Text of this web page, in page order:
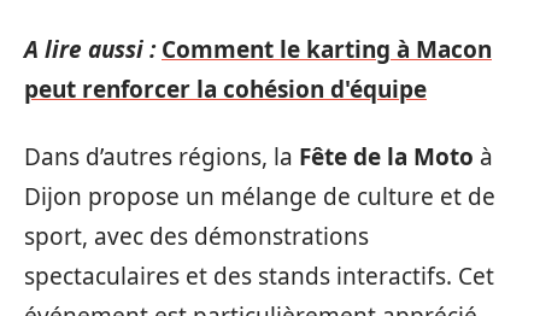
A lire aussi : Comment le karting à Macon
peut renforcer la cohésion d'équipe
Dans d’autres régions, la Fête de la Moto à
Dijon propose un mélange de culture et de
sport, avec des démonstrations
spectaculaires et des stands interactifs. Cet